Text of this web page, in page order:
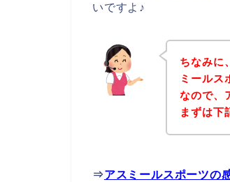
いですよ♪
ちなみに
ミールス
なので、
まずは下
⇒アスミールスポーツの